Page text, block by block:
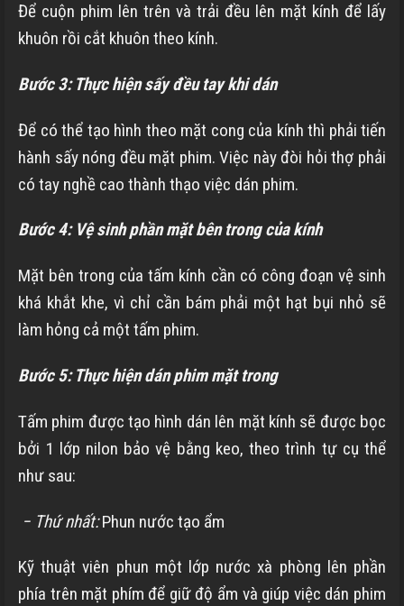
Để cuộn phim lên trên và trải đều lên mặt kính để lấy
khuôn rồi cắt khuôn theo kính.
Bước 3: Thực hiện sấy đều tay khi dán
Để có thể tạo hình theo mặt cong của kính thì phải tiến
hành sấy nóng đều mặt phim. Việc này đòi hỏi thợ phải
có tay nghề cao thành thạo việc dán phim.
Bước 4: Vệ sinh phần mặt bên trong của kính
Mặt bên trong của tấm kính cần có công đoạn vệ sinh
khá khắt khe, vì chỉ cần bám phải một hạt bụi nhỏ sẽ
làm hỏng cả một tấm phim.
Bước 5: Thực hiện dán phim mặt trong
Tấm phim được tạo hình dán lên mặt kính sẽ được bọc
bởi 1 lớp nilon bảo vệ bằng keo, theo trình tự cụ thể
như sau:
− Thứ nhất:Phun nước tạo ẩm
Kỹ thuật viên phun một lớp nước xà phòng lên phần
phía trên mặt phím để giữ độ ẩm và giúp việc dán phim